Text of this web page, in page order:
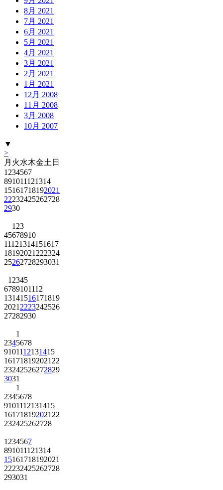
8月 2021
7月 2021
6月 2021
5月 2021
4月 2021
3月 2021
2月 2021
1月 2021
12月 2008
11月 2008
3月 2008
10月 2007
▼
>
月 火水木金土 日
1 234567
891011121314
15161718192021
22232425262728
2930
1 23
45678910
11121314151617
18192021 222324
25262728293031
1 2345
6789101112
13141516171819
2021 2223242526
27282930
1
2345678
9101112131415
161718192021 22
23242526272829
3031
1
2345678
9101112131415
161718192021 22
232425262728
1 234567
891011121314
15161718192021
22232425262728
293031